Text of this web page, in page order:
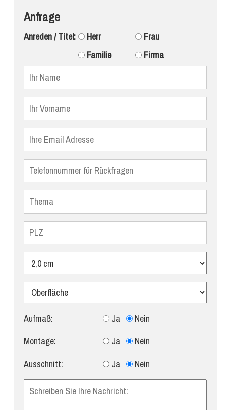
Anfrage
Anreden / Titel: Herr
Frau
Familie
Firma
Aufmaß: Ja
Nein
Montage:
Ja
Nein
Ausschnitt:
Ja Nein